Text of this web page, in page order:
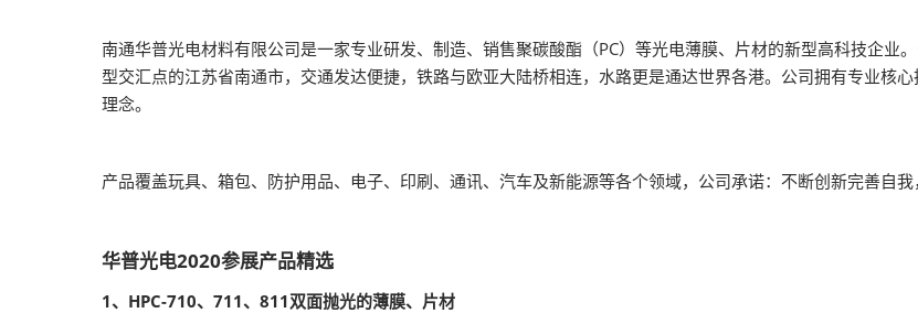
展馆平面图
南通华普光电材料有限公司是一家专业研发、制造、销售聚碳酸酯（PC）等光电薄膜、片材的新型高科技企业
型交汇点的江苏省南通市，交通发达便捷，铁路与欧亚大陆桥相连，水路更是通达世界各港。公司拥有专业核
理念。
产品覆盖玩具、箱包、防护用品、电子、印刷、通讯、汽车及新能源等各个领域，公司承诺：不断创新完善自我
华普光电2020参展产品精选
1、HPC-710、711、811双面抛光的薄膜、片材